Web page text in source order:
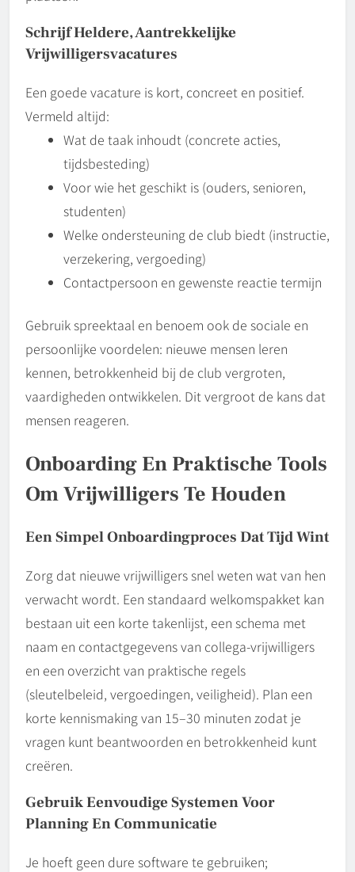
Schrijf Heldere, Aantrekkelijke
Vrijwilligersvacatures
Een goede vacature is kort, concreet en positief.
Vermeld altijd:
Wat de taak inhoudt (concrete acties,
tijdsbesteding)
Voor wie het geschikt is (ouders, senioren,
studenten)
Welke ondersteuning de club biedt (instructie,
verzekering, vergoeding)
Contactpersoon en gewenste reactie termijn
Gebruik spreektaal en benoem ook de sociale en
persoonlijke voordelen: nieuwe mensen leren
kennen, betrokkenheid bij de club vergroten,
vaardigheden ontwikkelen. Dit vergroot de kans dat
mensen reageren.
Onboarding En Praktische Tools
Om Vrijwilligers Te Houden
Een Simpel Onboardingproces Dat Tijd Wint
Zorg dat nieuwe vrijwilligers snel weten wat van hen
verwacht wordt. Een standaard welkomspakket kan
bestaan uit een korte takenlijst, een schema met
naam en contactgegevens van collega-vrijwilligers
en een overzicht van praktische regels
(sleutelbeleid, vergoedingen, veiligheid). Plan een
korte kennismaking van 15–30 minuten zodat je
vragen kunt beantwoorden en betrokkenheid kunt
creëren.
Gebruik Eenvoudige Systemen Voor
Planning En Communicatie
Je hoeft geen dure software te gebruiken;